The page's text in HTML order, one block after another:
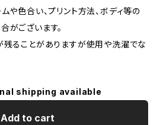
や色合い、プリント方法、ボディ等の
がございます。
残ることがありますが使用や洗濯でな
shipping available
Add to cart